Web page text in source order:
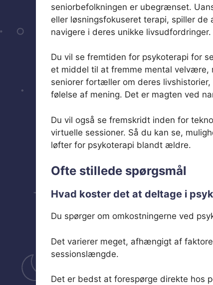
seniorbefolkningen er ubegrænset.
eller løsningsfokuseret terapi, spiller
navigere i deres unikke livsudfordringer.
Du vil se fremtiden for psykoterapi for
et middel til at fremme mental velvære,
seniorer fortæller om deres
følelse af mening. Det er magten ved
Du vil også se fremskridt inden for
virtuelle sessioner. Så du kan se,
løfter for psykoterapi blandt ældre.
Ofte stillede spørgsmål
Hvad koster det at deltage i
Du spørger om omkostningerne ved
Det varierer meget, afhængigt af
sessionslængde.
Det er bedst at forespørge direkte hos